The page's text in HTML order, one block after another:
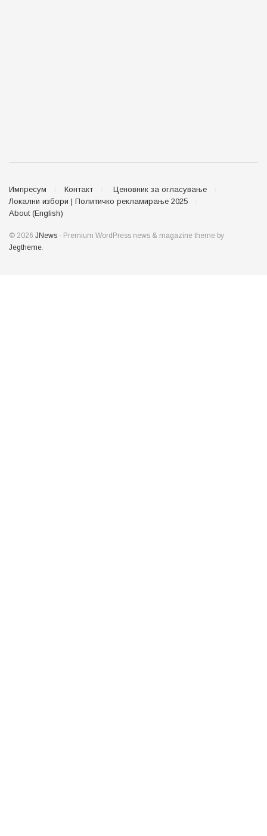
Импресум Контакт
Ценовник за огласување
Локални избори | Политичко рекламирање 2025
About (English)
© 2026 JNews - Premium WordPress news & magazine theme by
Jegtheme.